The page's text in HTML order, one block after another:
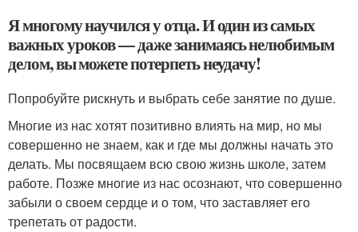
Я многому научился у отца. И один из самых
важных уроков — даже занимаясь нелюбимым
делом, вы можете потерпеть неудачу!
Попробуйте рискнуть и выбрать себе занятие по душе.
Многие из нас хотят позитивно влиять на мир, но мы
совершенно не знаем, как и где мы должны начать это
делать. Мы посвящаем всю свою жизнь школе, затем
работе. Позже многие из нас осознают, что совершенно
забыли о своем сердце и о том, что заставляет его
трепетать от радости.